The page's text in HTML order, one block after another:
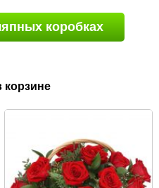
коробках
корзине